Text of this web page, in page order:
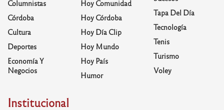
Columnistas
Córdoba
Cultura
Deportes
Economía Y
Negocios
Hoy Comunidad
Hoy Córdoba
Hoy Día Clip
Hoy Mundo
Hoy País
Humor
Tapa Del Día
Tecnología
Tenis
Turismo
Voley
Institucional